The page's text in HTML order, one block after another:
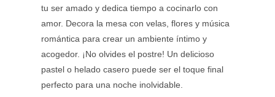
tu ser amado y dedica tiempo a cocinarlo con
amor. Decora la mesa con velas, flores y música
romántica para crear un ambiente íntimo y
acogedor. ¡No olvides el postre! Un delicioso
pastel o helado casero puede ser el toque final
perfecto para una noche inolvidable.